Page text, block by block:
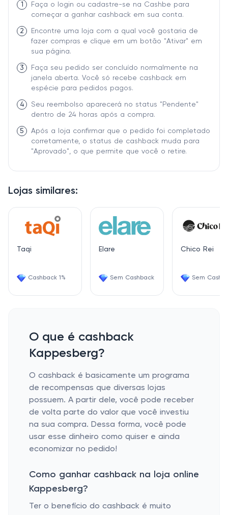
Lojas similares:
Taqi
Cashback 1%
Elare
Sem Cashback
Chico Rei
Sem
1
Faça o login ou cadastre-se na Cashbe para
começar a ganhar cashback em sua conta.
2
Encontre uma loja com a qual você gostaria de
fazer compras e clique em um botão "Ativar" em
sua página.
3
Faça seu pedido ser concluído normalmente na
janela aberta. Você só recebe cashback em
espécie para pedidos pagos.
4
Seu reembolso aparecerá no status "Pendente"
dentro de 24 horas após a compra.
5
Após a loja confirmar que o pedido foi completado
corretamente, o status de cashback muda para
"Aprovado", o que permite que você o retire.
O que é cashback
Kappesberg?
O cashback é basicamente um programa
de recompensas que diversas lojas
possuem. A partir dele, você pode receber
de volta parte do valor que você investiu
na sua compra. Dessa forma, você pode
usar esse dinheiro como quiser e ainda
economizar no pedido!
Como ganhar cashback na loja online
Kappesberg?
Ter o benefício do cashback é muito